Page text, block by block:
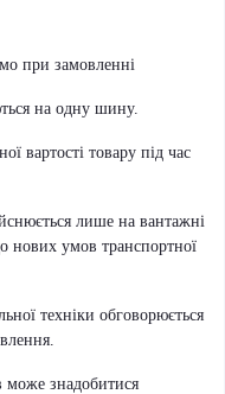
при замовленні
на одну шину.
вартості товару під час
лише на вантажні
нових умов транспортної
техніки обговорюється
може знадобитися